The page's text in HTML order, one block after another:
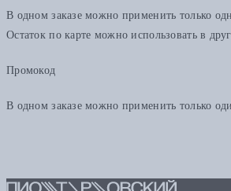
В одном заказе можно применить только
Остаток по карте можно использовать в
Промокод
В одном заказе можно применить только